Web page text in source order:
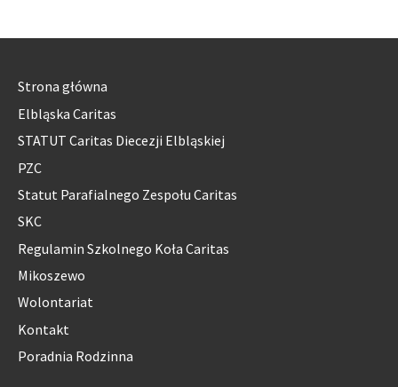
Strona główna
Elbląska Caritas
STATUT Caritas Diecezji Elbląskiej
PZC
Statut Parafialnego Zespołu Caritas
SKC
Regulamin Szkolnego Koła Caritas
Mikoszewo
Wolontariat
Kontakt
Poradnia Rodzinna